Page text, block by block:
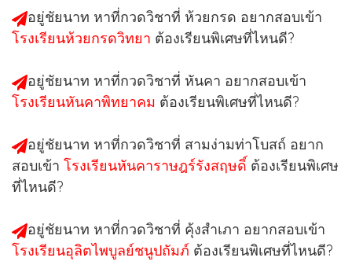
อยู่ชัยนาท หาที่กวดวิชาที่ ห้วยกรด อยากสอบเข้า
โรงเรียนห้วยกรดวิทยา ต้องเรียนพิเศษที่ไหนดี?
อยู่ชัยนาท หาที่กวดวิชาที่ หันคา อยากสอบเข้า
โรงเรียนหันคาพิทยาคม ต้องเรียนพิเศษที่ไหนดี?
อยู่ชัยนาท หาที่กวดวิชาที่ สามง่ามท่าโบสถ์ อยาก
สอบเข้า โรงเรียนหันคาราษฎร์รังสฤษดิ์ ต้องเรียนพิเศษ
ที่ไหนดี?
อยู่ชัยนาท หาที่กวดวิชาที่ คุ้งสำเภา อยากสอบเข้า
โรงเรียนอุลิตไพบูลย์ชนูปถัมภ์ ต้องเรียนพิเศษที่ไหนดี?